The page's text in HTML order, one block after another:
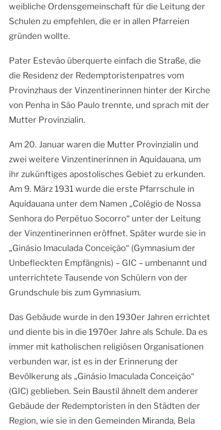
weibliche Ordensgemeinschaft für die Leitung der
Schulen zu empfehlen, die er in allen Pfarreien
gründen wollte.
Pater Estevão überquerte einfach die Straße, die
die Residenz der Redemptoristenpatres vom
Provinzhaus der Vinzentinerinnen hinter der Kirche
von Penha in São Paulo trennte, und sprach mit der
Mutter Provinzialin.
Am 20. Januar waren die Mutter Provinzialin und
zwei weitere Vinzentinerinnen in Aquidauana, um
ihr zukünftiges apostolisches Gebiet zu erkunden.
Am 9. März 1931 wurde die erste Pfarrschule in
Aquidauana unter dem Namen „Colégio de Nossa
Senhora do Perpétuo Socorro“ unter der Leitung
der Vinzentinerinnen eröffnet. Später wurde sie in
„Ginásio Imaculada Conceição“ (Gymnasium der
Unbefleckten Empfängnis) – GIC – umbenannt und
unterrichtete Tausende von Schülern von der
Grundschule bis zum Gymnasium.
Das Gebäude wurde in den 1930er Jahren errichtet
und diente bis in die 1970er Jahre als Schule. Da es
immer mit katholischen religiösen Organisationen
verbunden war, ist es in der Erinnerung der
Bevölkerung als „Ginásio Imaculada Conceição“
(GIC) geblieben. Sein Baustil ähnelt dem anderer
Gebäude der Redemptoristen in den Städten der
Region, wie sie in den Gemeinden Miranda, Bela